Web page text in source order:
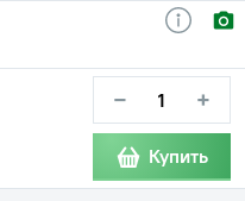
− +
Купить